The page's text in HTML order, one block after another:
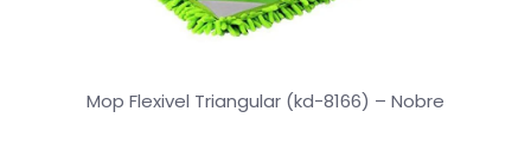
Mop Flexivel Triangular (kd-8166) – Nobre